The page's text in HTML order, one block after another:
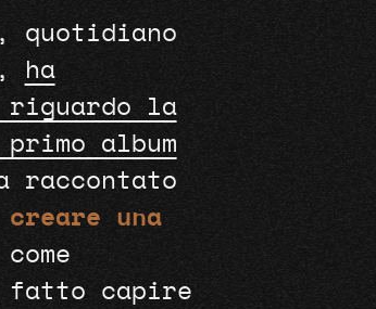
quotidiano
ha
riguardo la
album
raccontato
una
fatto capire